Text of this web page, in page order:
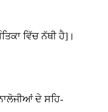
ਵਿੱਚ ਨੱਥੀ ਹੈ]।
ਦੇ ਸਹਿ-